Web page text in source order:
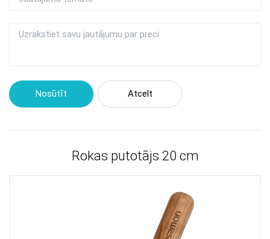
Nosūtīt Atcelt
Rokas putotājs 20 сm